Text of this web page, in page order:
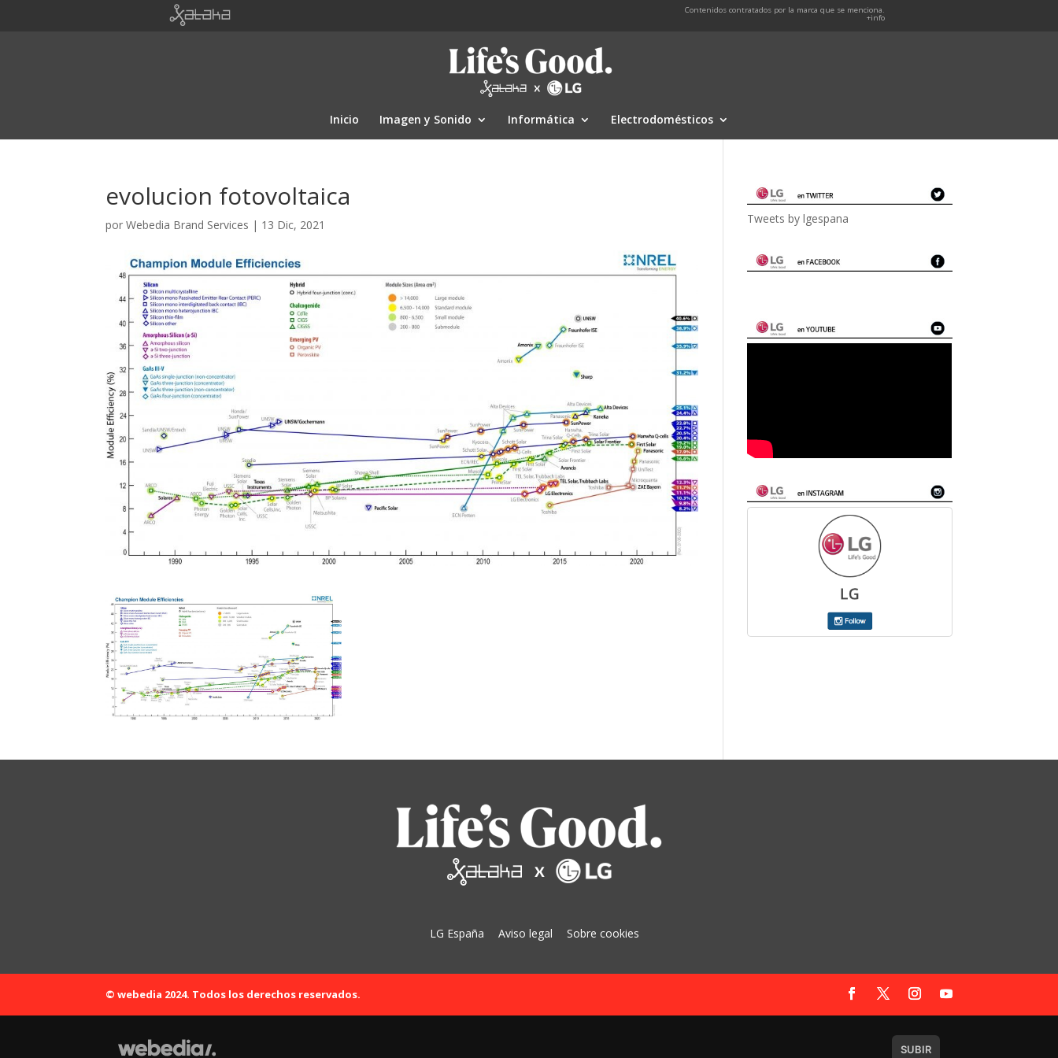
Contenidos contratados por la marca que se menciona.
+info
Inicio Imagen y Sonido Informática Electrodomésticos
evolucion fotovoltaica
porWebedia Brand Services | 13 Dic, 2021 Tweets by lgespana
LG España Aviso legal Sobre cookies
© webedia 2024. Todos los derechos reservados.
SUBIR